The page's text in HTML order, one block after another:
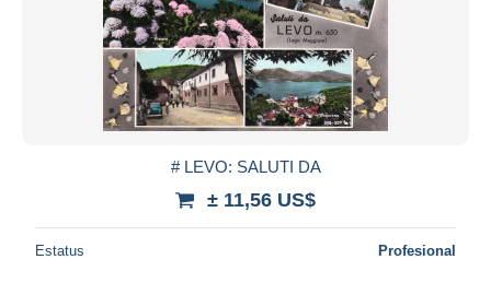
# LEVO: SALUTI DA
± 11,56 US$
Estatus Profesional